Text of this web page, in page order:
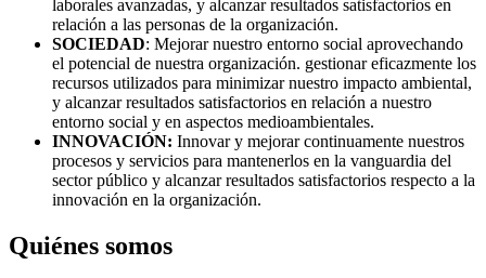
laborales avanzadas, y alcanzar resultados satisfactorios en
relación a las personas de la organización.
SOCIEDAD: Mejorar nuestro entorno social aprovechando
el potencial de nuestra organización. gestionar eficazmente los
recursos utilizados para minimizar nuestro impacto ambiental,
y alcanzar resultados satisfactorios en relación a nuestro
entorno social y en aspectos medioambientales.
INNOVACIÓN: Innovar y mejorar continuamente nuestros
procesos y servicios para mantenerlos en la vanguardia del
sector público y alcanzar resultados satisfactorios respecto a la
innovación en la organización.
Quiénes somos